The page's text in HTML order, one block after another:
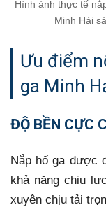
Hình ảnh thực tế
Minh Hải
Ưu điểm
ga Minh
ĐỘ BỀN CỰC
Nắp hố ga được
khả năng chịu
xuyên chịu tải